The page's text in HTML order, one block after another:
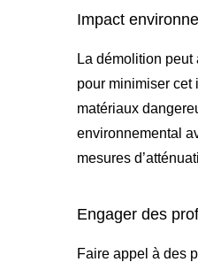
Impact
La démolition
pour minimiser cet
matériaux
environnemental
mesures
Engager des
Faire appel à des